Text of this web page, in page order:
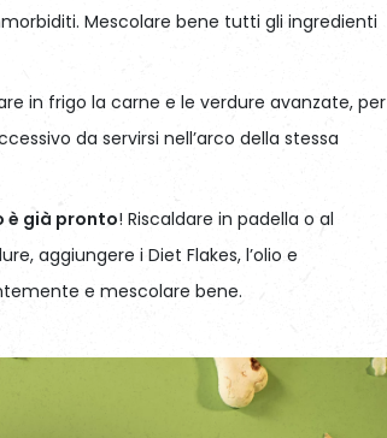
Mescolare bene tutti gli ingredienti
in frigo la carne e le verdure avanzate, per
da servirsi nell’arco della stessa
è già pronto! Riscaldare in padella o al
aggiungere i Diet Flakes, l’olio e
e mescolare bene.